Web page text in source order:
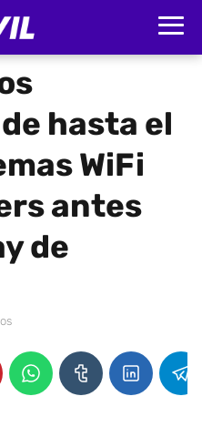
hasta el
WiFi
antes
de